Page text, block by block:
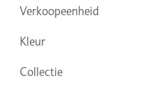
Verkoopeenheid
Kleur
Collectie